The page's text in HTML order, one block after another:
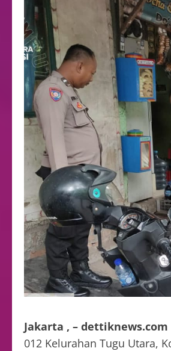
Jakarta , – dettiknews.com
012 Kelurahan Tugu Utara,